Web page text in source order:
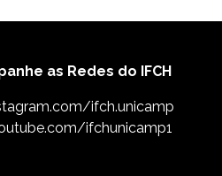
as Redes do IFCH
ifch.unicamp
ifchunicamp1